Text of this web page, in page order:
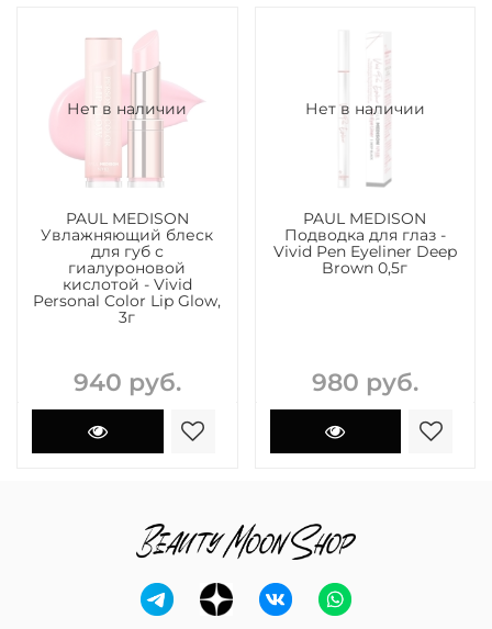
Нет в наличии
PAUL MEDISON
Увлажняющий блеск
для губ с
гиалуроновой
кислотой - Vivid
Personal Color Lip Glow,
3г
940 руб.
Нет в наличии
PAUL MEDISON
Подводка для глаз -
Vivid Pen Eyeliner Deep
Brown 0,5г
980 руб.